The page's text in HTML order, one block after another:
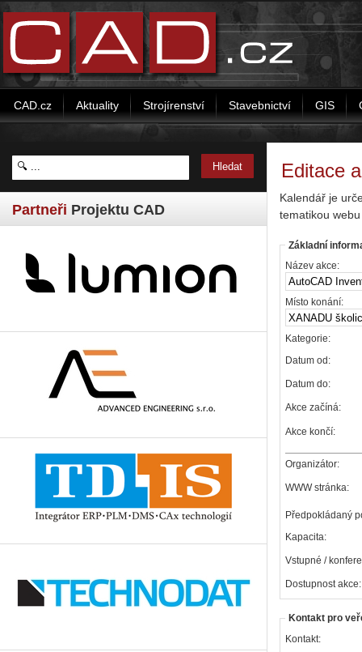
CAD.cz Aktuality Strojírenství Stavebnictví GIS
Partneři Projektu CAD
Editace
Kalendář je
tematikou
Základní
Název akce:
Místo konání:
Kategorie:
Datum od:
Datum do:
Akce začíná:
Akce končí:
Organizátor:
WWW stránka:
Předpokládaný
Kapacita:
Vstupné /
Dostupnost akce:
Kontakt pro
Kontakt: